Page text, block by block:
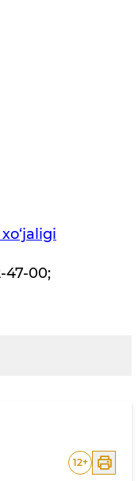
47-00;
12+